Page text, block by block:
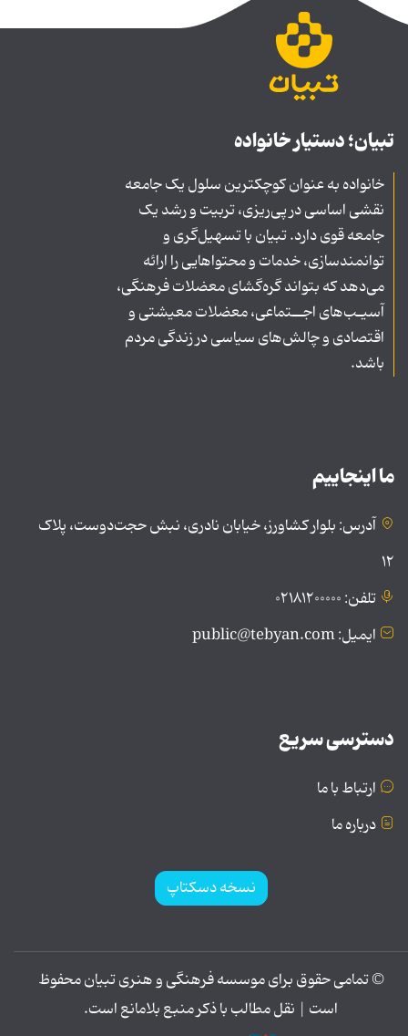
تبیان؛ دستیار خانواده
خانواده به عنوان کوچکترین سلول یک جامعه
نقشی اساسی در پی‌ریزی، تربیت و رشد یک
جامعه قوی دارد. تبیان با تسهیل‌گری و
توانمندسازی، خدمات و محتواهایی را ارائه
می‌دهد که بتواند گره‌گشای معضلات فرهنگی،
آسیـب‌های اجــتماعی، معضلات معیشتی و
اقتصادی و چالش‌های سیاسی در زندگی مردم
باشد.
ما اینجاییم
آدرس: بلوار کشاورز، خیابان نادری، نبش حجت‌دوست، پلاک
۱۲
تلفن: ۰۲۱۸۱۲۰۰۰۰۰
ایمیل: public@tebyan.com
دسترسی سریع
ارتباط با ما
درباره ما
نسخه دسکتاپ
© تمامی حقوق برای موسسه فرهنگی و هنری تبیان محفوظ
است | نقل مطالب با ذکر منبع بلامانع است.